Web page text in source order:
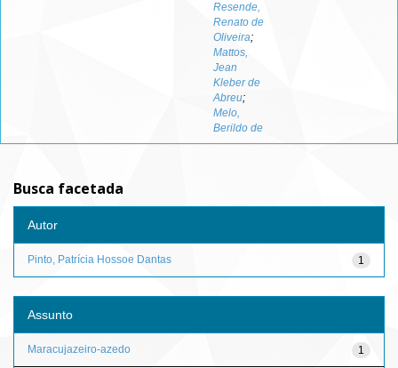
Resende,
Renato de
Oliveira;
Mattos,
Jean
Kleber de
Abreu;
Melo,
Berildo de
Busca facetada
Autor
1
Pinto, Patrícia Hossoe Dantas
Assunto
1
Maracujazeiro-azedo